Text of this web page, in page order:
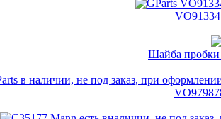
Шайба пробки